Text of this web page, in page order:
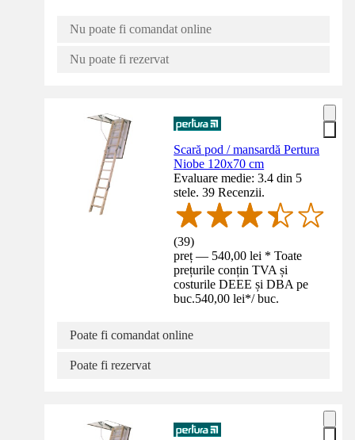
Nu poate fi comandat online
Nu poate fi rezervat
Scară pod / mansardă Pertura
Niobe 120x70 cm
Evaluare medie: 3.4 din 5
stele. 39 Recenzii.
(39)
preț — 540,00 lei * Toate
prețurile conțin TVA și
costurile DEEE și DBA pe
buc.540,00 lei*/ buc.
Poate fi comandat online
Poate fi rezervat